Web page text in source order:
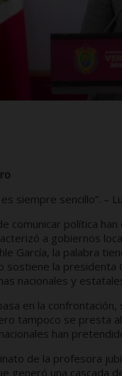
siempre sencillo”. –
comunicar política
a gobiernos
García, la palabra
sostiene la presidenta
nacionales y
en la
tampoco se presta
han
de la profesora
generó una cascada